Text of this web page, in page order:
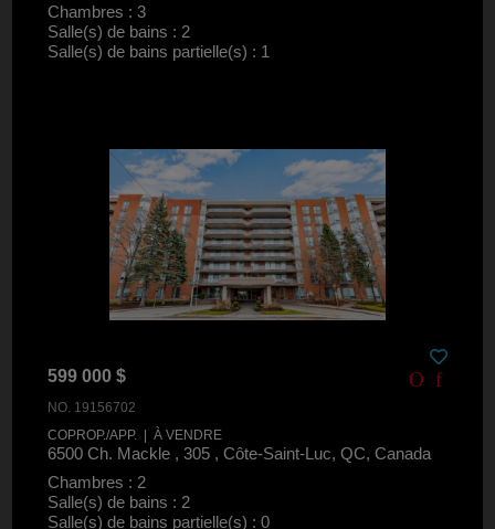
Chambres : 3
Salle(s) de bains : 2
Salle(s) de bains partielle(s) : 1
599 000 $
NO. 19156702
COPROP./APP. | À VENDRE
6500 Ch. Mackle , 305 , Côte-Saint-Luc, QC, Canada
Chambres : 2
Salle(s) de bains : 2
Salle(s) de bains partielle(s) : 0